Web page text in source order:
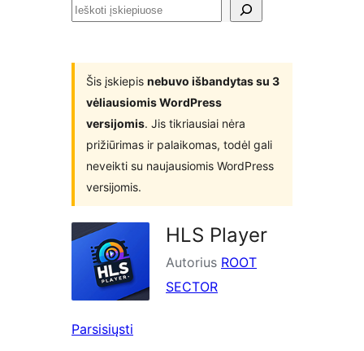
Ieškoti
Šis įskiepis nebuvo išbandytas su 3
vėliausiomis WordPress
versijomis. Jis tikriausiai nėra
prižiūrimas ir palaikomas, todėl gali
neveikti su naujausiomis WordPress
versijomis.
HLS Player
Autorius ROOT
SECTOR
Parsisiųsti